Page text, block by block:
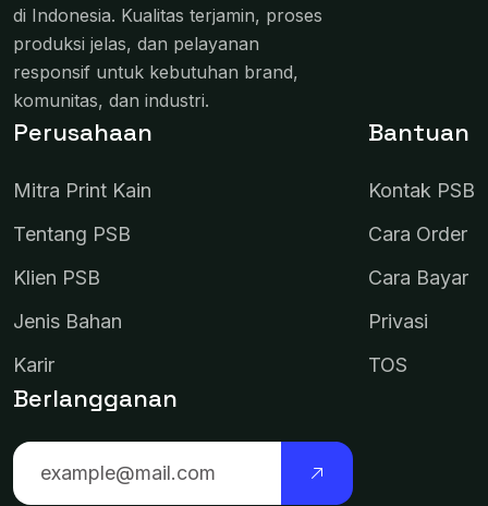
di Indonesia. Kualitas terjamin, proses
produksi jelas, dan pelayanan
responsif untuk kebutuhan brand,
komunitas, dan industri.
Perusahaan
Mitra Print Kain
Tentang PSB
Klien PSB
Jenis Bahan
Karir
Bantuan
Kontak PSB
Cara Order
Cara Bayar
Privasi
TOS
Berlangganan